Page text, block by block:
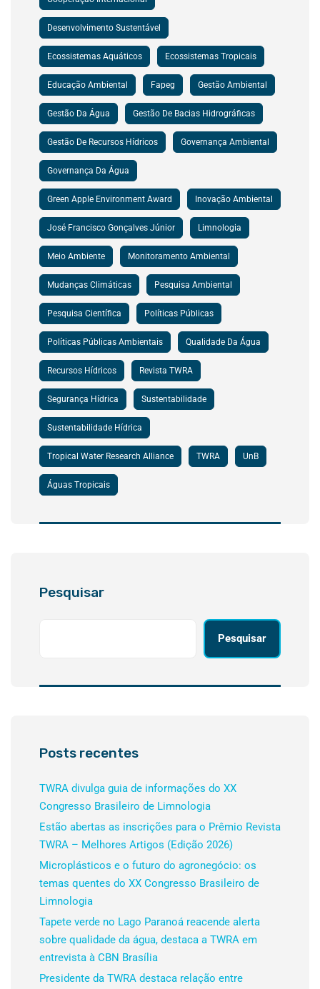
Desenvolvimento Sustentável
Ecossistemas Aquáticos Ecossistemas Tropicais
Educação Ambiental Fapeg Gestão Ambiental
Gestão Da Água Gestão De Bacias Hidrográficas
Gestão De Recursos Hídricos Governança Ambiental
Governança Da Água
Green Apple Environment Award Inovação Ambiental
José Francisco Gonçalves Júnior Limnologia
Meio Ambiente Monitoramento Ambiental
Mudanças Climáticas Pesquisa Ambiental
Pesquisa Científica Políticas Públicas
Políticas Públicas Ambientais Qualidade Da Água
Recursos Hídricos Revista TWRA
Segurança Hídrica Sustentabilidade
Sustentabilidade Hídrica
Tropical Water Research Alliance TWRA UnB
Águas Tropicais
Pesquisar
Pesquisar
Posts recentes
TWRA divulga guia de informações do XX
Congresso Brasileiro de Limnologia
Estão abertas as inscrições para o Prêmio Revista
TWRA – Melhores Artigos (Edição 2026)
Microplásticos e o futuro do agronegócio: os
temas quentes do XX Congresso Brasileiro de
Limnologia
Tapete verde no Lago Paranoá reacende alerta
sobre qualidade da água, destaca a TWRA em
entrevista à CBN Brasília
Presidente da TWRA destaca relação entre